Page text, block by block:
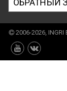
2006-2026,